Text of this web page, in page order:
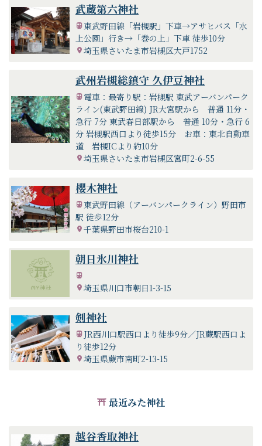
武蔵第六神社
東武野田線「岩槻駅」下車→アサヒバス「水
上公園」行き→「巻の上」下車 徒歩10分
埼玉県さいたま市岩槻区大戸1752
武州岩槻総鎮守 久伊豆神社
電車：最寄り駅：岩槻駅 東武アーバンパーク
ライン(東武野田線) JR大宮駅から 普通 11分・
急行 7分 東武春日部駅から 普通 10分・急行 6
分 岩槻駅西口より徒歩15分 お車：東北自動車
道 岩槻ICより約10分
埼玉県さいたま市岩槻区宮町2-6-55
櫻木神社
東武野田線（アーバンパークライン）野田市
駅 徒歩12分
千葉県野田市桜台210-1
朝日氷川神社
埼玉県川口市朝日1-3-15
剣神社
JR西川口駅西口より徒歩9分／JR蕨駅西口よ
り徒歩12分
埼玉県蕨市南町2-13-15
最近みた神社
越谷香取神社